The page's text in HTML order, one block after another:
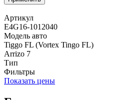
Артикул
E4G16-1012040
Модель авто
Tiggo FL (Vortex Tingo FL)
Arrizo 7
Тип
Фильтры
Показать цены